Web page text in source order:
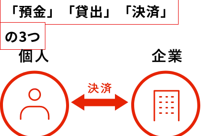
「預金」「貸出」「決済」
の3つ